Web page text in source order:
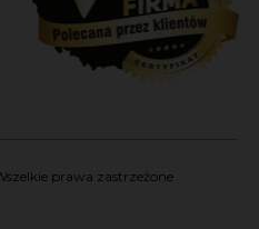
prawa zastrzeżone